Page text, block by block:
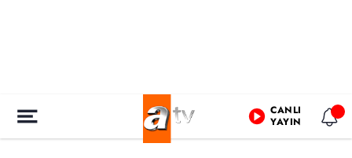
CANLI
YAYIN